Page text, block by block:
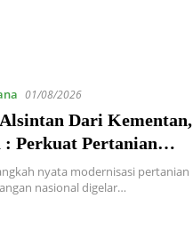
01/08/2026
Dari Kementan,
Perkuat Pertanian
Pangan
nyata modernisasi pertanian
nasional digelar…